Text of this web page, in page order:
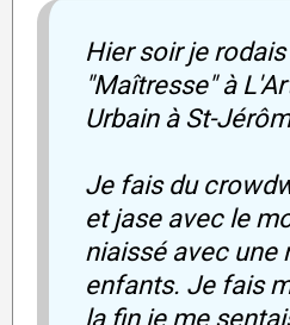
Hier soir je
"Maîtresse" à
Urbain à St-
Je fais du
et jase avec le
niaissé avec une
enfants. Je fais
la fin je me